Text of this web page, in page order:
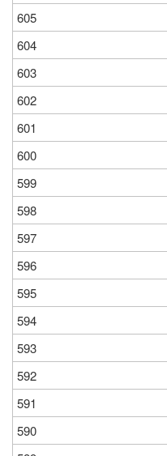
605
604
603
602
601
600
599
598
597
596
595
594
593
592
591
590